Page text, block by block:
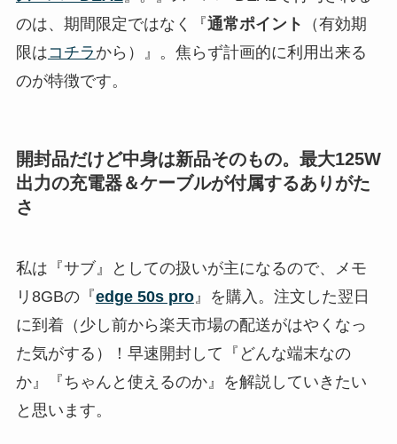
のは、期間限定ではなく『通常ポイント
（有効期
限はコチラ から）』。焦らず計画的に利用出来る
のが特徴です。
開封品だけど中身は新品そのもの。最大125W
出力の充電器＆ケーブルが付属するありがた
さ
私は『サブ』としての扱いが主になるので、メモ
リ8GBの『edge 50s pro』を購入。注文した翌日
に到着（少し前から楽天市場の配送がはやくなっ
た気がする）！早速開封して『どんな端末なの
か』『ちゃんと使えるのか』を解説していきたい
と思います。